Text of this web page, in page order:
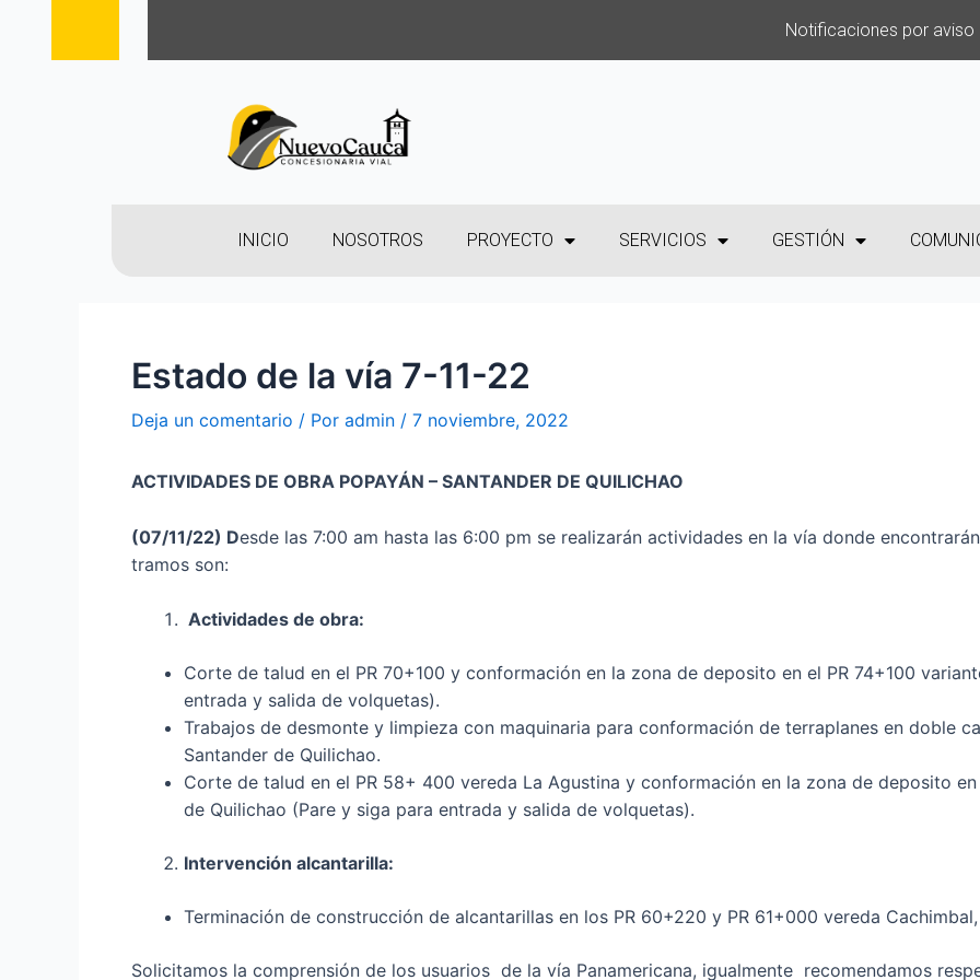
Notificaciones por aviso
INICIO NOSOTROS PROYECTO SERVICIOS GESTIÓN
Estado de la vía 7-11-22
Deja un comentario / Por admin / 7 noviembre, 2022
ACTIVIDADES DE OBRA POPAYÁN – SANTANDER DE QUILICHAO
(07/11/22) Desde las 7:00 am hasta las 6:00 pm se realizarán actividades en la vía donde
tramos son:
Actividades de obra:
Corte de talud en el PR 70+100 y conformación en la zona de deposito en el PR 74+100
entrada y salida de volquetas).
Trabajos de desmonte y limpieza con maquinaria para conformación de terraplanes en doble
Santander de Quilichao.
Corte de talud en el PR 58+ 400 vereda La Agustina y conformación en la zona de deposito
de Quilichao (Pare y siga para entrada y salida de volquetas).
Intervención alcantarilla:
Terminación de construcción de alcantarillas en los PR 60+220 y PR 61+000 vereda
Solicitamos la comprensión de los usuarios de la vía Panamericana, igualmente recomendamos